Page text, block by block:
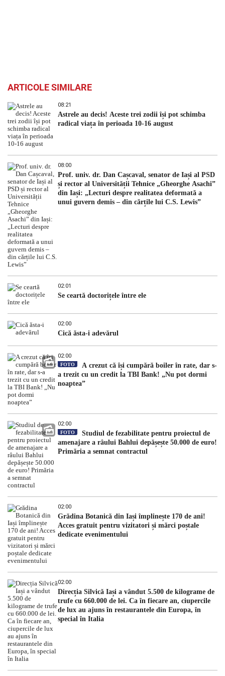
ARTICOLE SIMILARE
08:21
Astrele au decis! Aceste trei zodii își pot schimba
radical viața în perioada 10-16 august
08:00
Prof. univ. dr. Dan Cașcaval, senator de Iași al PSD
și rector al Universității Tehnice „Gheorghe Asachi”
din Iași: „Lecturi despre realitatea deformată a
unui guvern demis – din cărțile lui C.S. Lewis”
02:01
Se ceartă doctorițele între ele
02:00
Cică ăsta-i adevărul
02:00
FOTO
A crezut că își cumpără boiler în rate, dar s-
a trezit cu un credit la TBI Bank! „Nu pot dormi
noaptea”
02:00
FOTO
Studiul de fezabilitate pentru proiectul de
amenajare a râului Bahlui depășește 50.000 de euro!
Primăria a semnat contractul
02:00
Grădina Botanică din Iași împlinește 170 de ani!
Acces gratuit pentru vizitatori și mărci poștale
dedicate evenimentului
02:00
Direcția Silvică Iași a vândut 5.500 de kilograme de
trufe cu 660.000 de lei. Ca în fiecare an, ciupercile
de lux au ajuns în restaurantele din Europa, în
special în Italia